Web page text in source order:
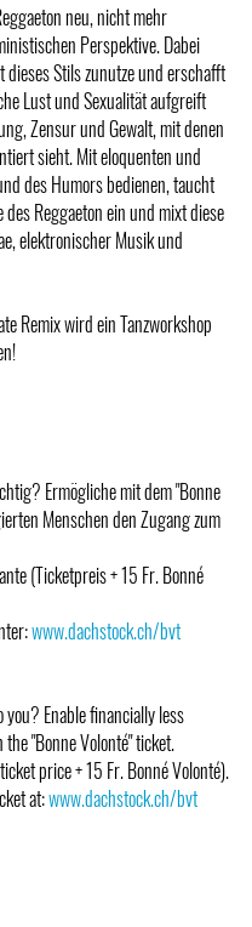
neu, nicht mehr
Perspektive. Dabei
dieses Stils zunutze und erschafft
Lust und Sexualität aufgreift
Zensur und Gewalt, mit denen
sieht. Mit eloquenten und
des Humors bedienen, taucht
Reggaeton ein und mixt diese
elektronischer Musik und
Remix wird ein Tanzworkshop
Ermögliche mit dem "Bonne
Menschen den Zugang zum
(Ticketpreis + 15 Fr. Bonné
www.dachstock.ch/bvt
Enable financially less
"Bonne Volonté" ticket.
price + 15 Fr. Bonné Volonté).
at:www.dachstock.ch/bvt